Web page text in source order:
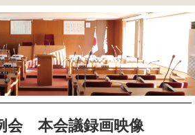
会 本会議録画映像